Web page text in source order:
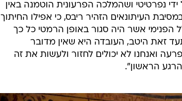
נפרטיטי ושהמלכה הפרעונית הוטמנה באין
העיתונאים הזהיר ריבס, כי אפילו החיתוך
הפנימי אשר היה סגור באופן הרמטי כל כך
זאת היטב, העובדה היא שאין מדובר
ואנחנו לא יכולים לחזור ולעשות את זה
הראשון".